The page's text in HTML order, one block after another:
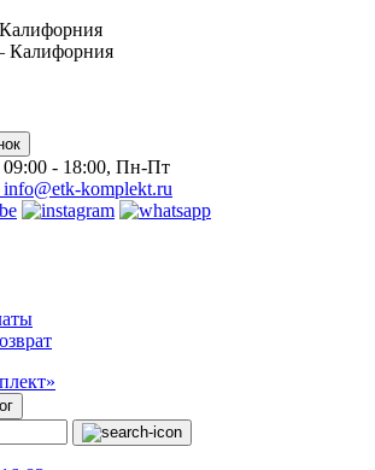
Калифорния
Калифорния
09:00 - 18:00, Пн-Пт
info@etk-komplekt.ru